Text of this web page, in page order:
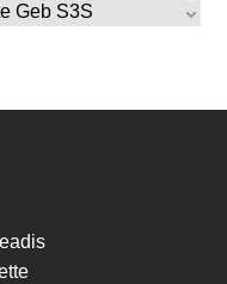
Geb S3S
S3S